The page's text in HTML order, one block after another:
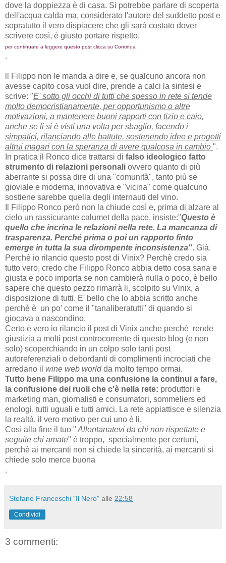
dove la doppiezza è di casa. Si potrebbe parlare di scoperta
dell'acqua calda ma, considerato l'autore del suddetto post e
sopratutto il vero dispiacere che gli sarà costato dover
scrivere così, è giusto portare rispetto.
per continuare a leggere questo post clicca su Continua
.
ll Filippo non le manda a dire e, se qualcuno ancora non
avesse capito cosa vuol dire, prende a calci la sintesi e
scrive: "E' sotto gli occhi di tutti che spesso in rete si tende
molto democristianamente, per opportunismo o altre
motivazioni, a mantenere buoni rapporti con tizio e caio,
anche se li si è visti una volta per sbaglio, facendo i
simpatici, rilanciando alle battute, sostenendo idee e progetti
altrui magari con la speranza di avere qualcosa in cambio ".
In pratica il Ronco dice trattarsi di falso ideologico fatto
strumento di relazioni personali ovvero quanto di più
aberrante si possa dire di una "comunità", tanto più se
gioviale e moderna, innovativa e "vicina" come qualcuno
sostiene sarebbe quella degli internauti del vino.
Il Filippo Ronco però non la chiude così e, prima di alzare al
cielo un rassicurante calumet della pace, insiste:"Questo è
quello che incrina le relazioni nella rete. La mancanza di
trasparenza. Perché prima o poi un rapporto finto
emerge in tutta la sua dirompente inconsistenza". Già.
Perchè io rilancio questo post di Vinix? Perchè credo sia
tutto vero, credo che Filippo Ronco abbia detto cosa sana e
giusta e poco importa se non cambierà nulla o poco, è bello
sapere che questo pezzo rimarrà li, scolpito su Vinix, a
disposizione di tutti. E' bello che lo abbia scritto anche
perchè è un po' come il "tanaliberatutti" di quando si
giocava a nascondino.
Certo è vero io rilancio il post di Vinix anche perchè rende
giustizia a molti post controcorrente di questo blog (e non
solo) scoperchiando in un colpo solo tanti post
autoreferenziali o debordanti di complimenti incrociati che
arredano il wine web worldda molto tempo ormai.
Tutto bene Filippo ma una confusione la continui a fare,
la confusione dei ruoli che c'è nella rete: produttori e
marketing man, giornalisti e consumatori, sommeliers ed
enologi, tutti uguali e tutti amici. La rete appiattisce e silenzia
la realtà, il vero motivo per cui uno è li.
Così alla fine il tuo " Allontanatevi da chi non rispettate e
seguite chi amate" è troppo, specialmente per certuni,
perchè ai mercanti non si chiede la sincerità, ai mercanti si
chiede solo merce buona
.
Stefano Franceschi "Il Nero" alle 22:58
Condividi
3 commenti: